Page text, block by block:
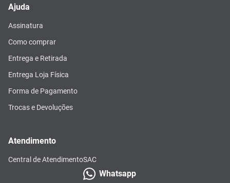
Ajuda
Assinatura
Como comprar
Entrega e Retirada
Entrega Loja Física
Forma de Pagamento
Trocas e Devoluções
Atendimento
Central de AtendimentoSAC
Whatsapp